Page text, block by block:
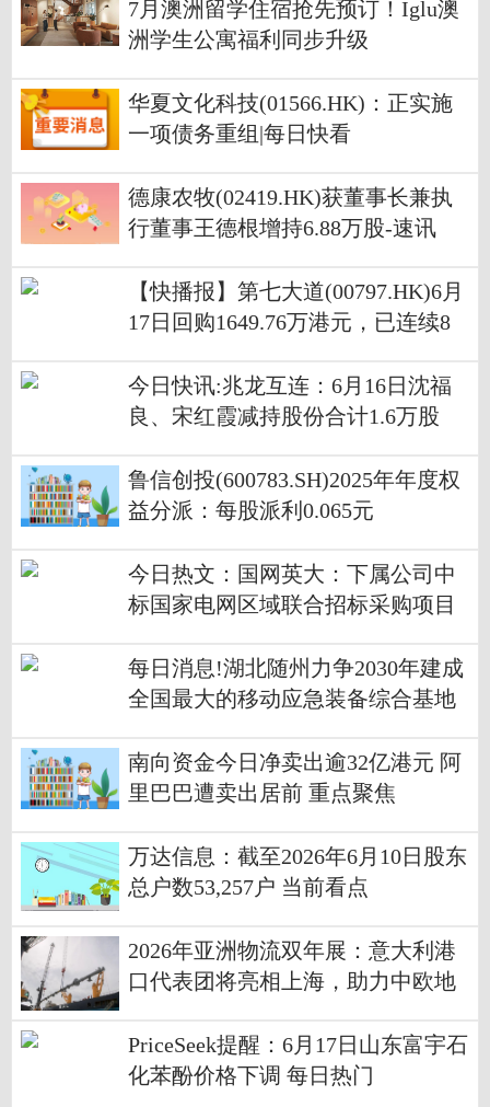
7月澳洲留学住宿抢先预订！Iglu澳
洲学生公寓福利同步升级
华夏文化科技(01566.HK)：正实施
一项债务重组|每日快看
德康农牧(02419.HK)获董事长兼执
行董事王德根增持6.88万股-速讯
【快播报】第七大道(00797.HK)6月
17日回购1649.76万港元，已连续8
今日快讯:兆龙互连：6月16日沈福
良、宋红霞减持股份合计1.6万股
鲁信创投(600783.SH)2025年年度权
益分派：每股派利0.065元
今日热文：国网英大：下属公司中
标国家电网区域联合招标采购项目
每日消息!湖北随州力争2030年建成
全国最大的移动应急装备综合基地
南向资金今日净卖出逾32亿港元 阿
里巴巴遭卖出居前 重点聚焦
万达信息：截至2026年6月10日股东
总户数53,257户 当前看点
2026年亚洲物流双年展：意大利港
口代表团将亮相上海，助力中欧地
PriceSeek提醒：6月17日山东富宇石
化苯酚价格下调 每日热门